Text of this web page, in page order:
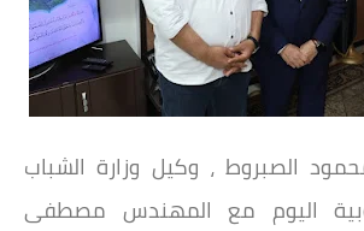
الصبروط ، وكيل وزارة الشباب
اليوم مع المهندس مصطفى